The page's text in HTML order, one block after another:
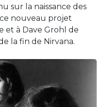
sur la naissance des
nouveau projet
et à Dave Grohl de
la fin de Nirvana.